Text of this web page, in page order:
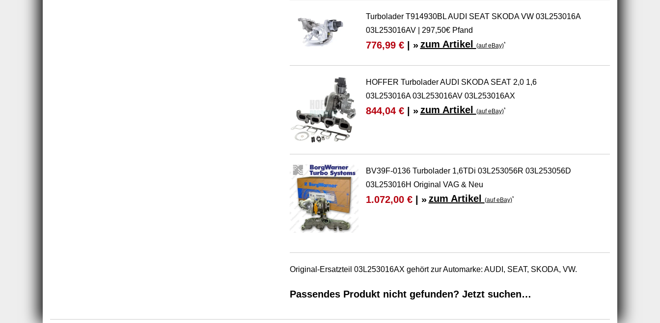
Turbolader T914930BL AUDI SEAT SKODA VW 03L253016A
03L253016AV | 297,50€ Pfand
776,99 €| » zum Artikel (auf eBay)*
HOFFER Turbolader AUDI SKODA SEAT 2,0 1,6
03L253016A 03L253016AV 03L253016AX
844,04 €| » zum Artikel (auf eBay)*
BV39F-0136 Turbolader 1,6TDi 03L253056R 03L253056D
03L253016H Original VAG & Neu
1.072,00 €| » zum Artikel (auf eBay)*
Original-Ersatzteil 03L253016AX gehört zur Automarke: AUDI, SEAT, SKODA, VW.
Passendes Produkt nicht gefunden? Jetzt suchen…